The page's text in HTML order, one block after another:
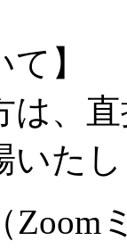
】
は、
いた
Zoom